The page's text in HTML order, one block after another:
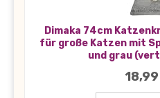
Dimaka 74cm
für große Katzen mit
und grau
18,99